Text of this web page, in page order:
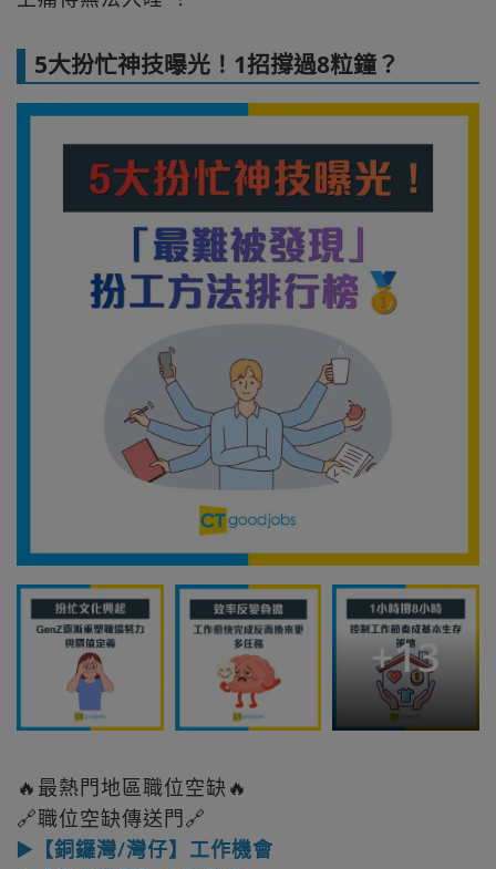
5大扮忙神技曝光！1招撐過8粒鐘？
+13
🔥最熱門地區職位空缺🔥
🔗職位空缺傳送門🔗
▶️【銅鑼灣/灣仔】工作機會